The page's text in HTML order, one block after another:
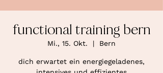
functional training bern
Mi., 15. Okt.
  |
Bern
dich erwartet ein energiegeladenes,